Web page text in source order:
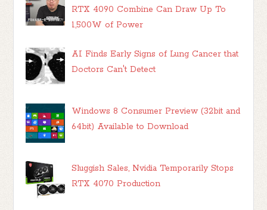
RTX 4090 Combine Can Draw Up To
1,500W of Power
AI Finds Early Signs of Lung Cancer that
Doctors Can't Detect
Windows 8 Consumer Preview (32bit and
64bit) Available to Download
Sluggish Sales, Nvidia Temporarily Stops
RTX 4070 Production